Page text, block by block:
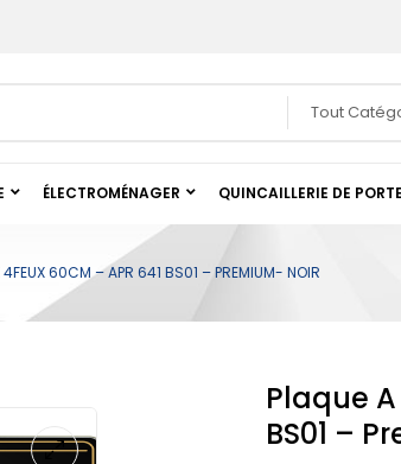
Tout
ÉLECTROMÉNAGER QUINCAILLERIE DE PORTE
4FEUX 60CM – APR 641 BS01 – PREMIUM- NOIR
Plaque
BS01 –